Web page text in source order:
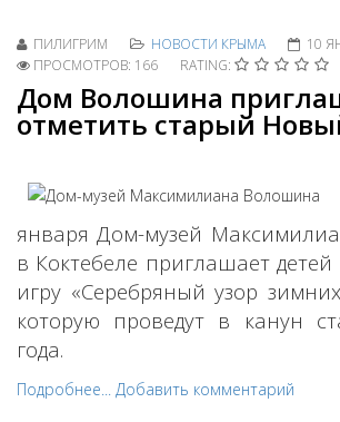
ПИЛИГРИМ НОВОСТИ КРЫМА
10
ПРОСМОТРОВ: 166
RATING:
Дом Волошина
отметить старый
января Дом-музей
в Коктебеле приглашает
игру «Серебряный узор
которую проведут в канун
года.
Подробнее... Добавить комментарий